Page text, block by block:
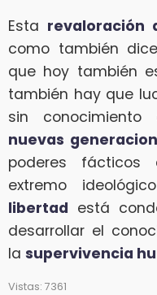
Esta revaloración
como también dice
que hoy también
también hay que
sin
nuevas
poderes fácticos
extremo
libertad está
desarrollar el
la supervivencia
Vistas: 7361